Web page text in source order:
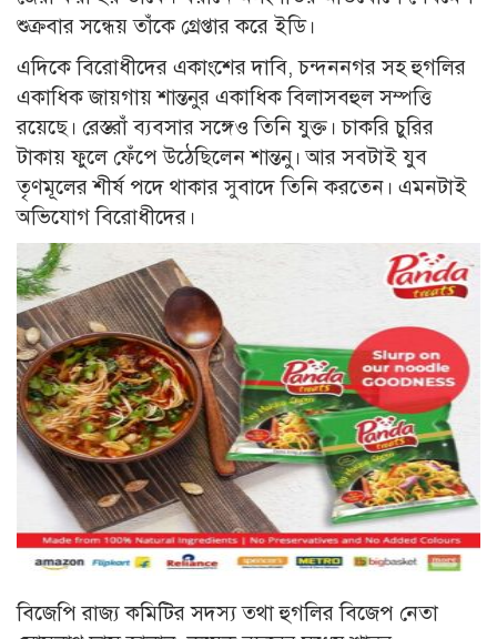
শুক্রবার সন্ধেয় তাঁকে গ্রেপ্তার করে ইডি।
এদিকে বিরোধীদের একাংশের দাবি, চন্দননগর সহ হুগলির
একাধিক জায়গায় শান্তনুর একাধিক বিলাসবহুল সম্পত্তি
রয়েছে। রেস্তরাঁ ব্যবসার সঙ্গেও তিনি যুক্ত। চাকরি চুরির
টাকায় ফুলে ফেঁপে উঠেছিলেন শান্তনু। আর সবটাই যুব
তৃণমূলের শীর্ষ পদে থাকার সুবাদে তিনি করতেন। এমনটাই
অভিযোগ বিরোধীদের।
বিজেপি রাজ্য কমিটির সদস্য তথা হুগলির বিজেপ নেতা